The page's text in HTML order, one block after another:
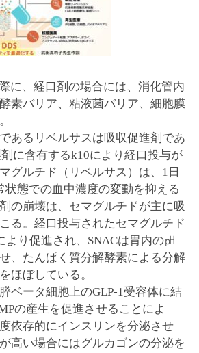
に、経口剤の場合には、消化管内
素バリア、粘液菌バリア、細胞膜
あるリベルサスは吸収促進剤であ
に含有するk10により経口投与が
グルチド（リベルサス）は、1日
状態での血中濃度の変動を抑える
の崩壊は、セマグルチドが主に吸
る。経口投与されたセマグルチド
より促進され、SNACは胃内の㏗
、たんぱく質分解酵素による分解
ほぼしている。
ベータ細胞上のGLP-1受容体に結
の産生を促進させることによ
依存的にインスリンを分泌させ
高い場合にはグルカゴンの分泌を